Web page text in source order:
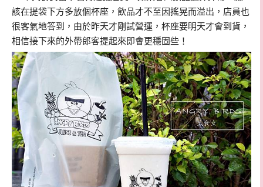
該在提袋下方多放個杯座，飲品才不至因搖晃而溢出，店員也
很客氣地答到，由於昨天才剛試營運，杯座要明天才會到貨，
相信接下來的外帶郎客提起來即會更穩固些！